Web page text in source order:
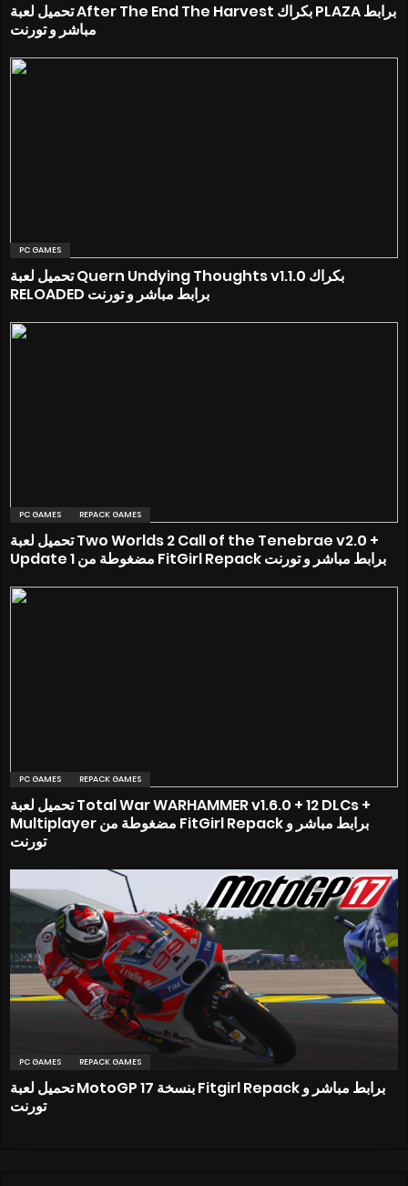
تحميل لعبة After The End The Harvest بكراك PLAZA برابط
مباشر و تورنت
PC GAMES
تحميل لعبة Quern Undying Thoughts v1.1.0 بكراك
RELOADED برابط مباشر و تورنت
PC GAMES REPACK GAMES
تحميل لعبة Two Worlds 2 Call of the Tenebrae v2.0 +
Update 1 مضغوطة من FitGirl Repack برابط مباشر و تورنت
PC GAMES REPACK GAMES
تحميل لعبة Total War WARHAMMER v1.6.0 + 12 DLCs +
Multiplayer مضغوطة من FitGirl Repack برابط مباشر و
تورنت
PC GAMES REPACK GAMES
تحميل لعبة MotoGP 17 بنسخة Fitgirl Repack برابط مباشر و
تورنت